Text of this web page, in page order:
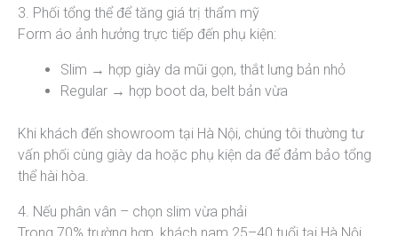
3. Phối tổng thể để tăng giá trị thẩm mỹ
Form áo ảnh hưởng trực tiếp đến phụ kiện:
Slim → hợp giày da mũi gọn, thắt lưng bản nhỏ
Regular → hợp boot da, belt bản vừa
Khi khách đến showroom tại Hà Nội, chúng tôi thường tư
vấn phối cùng giày da hoặc phụ kiện da để đảm bảo tổng
thể hài hòa.
4. Nếu phân vân – chọn slim vừa phải